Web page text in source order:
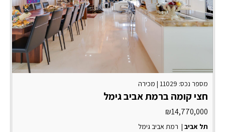
מספר נכס: 11029 | מכירה
חצי קומה ברמת אביב גימל
₪14,770,000
תל אביב | רמת אביב גימל